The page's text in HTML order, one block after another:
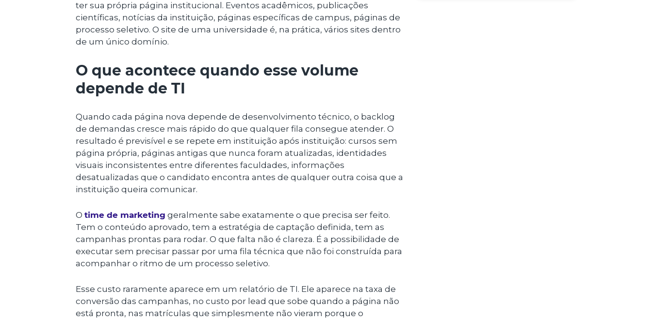
ter sua própria página institucional. Eventos acadêmicos, publicações
científicas, notícias da instituição, páginas específicas de campus, páginas de
processo seletivo. O site de uma universidade é, na prática, vários sites dentro
de um único domínio.
O que acontece quando esse volume
depende de TI
Quando cada página nova depende de desenvolvimento técnico, o backlog
de demandas cresce mais rápido do que qualquer fila consegue atender. O
resultado é previsível e se repete em instituição após instituição: cursos sem
página própria, páginas antigas que nunca foram atualizadas, identidades
visuais inconsistentes entre diferentes faculdades, informações
desatualizadas que o candidato encontra antes de qualquer outra coisa que a
instituição queira comunicar.
O time de marketing geralmente sabe exatamente o que precisa ser feito.
Tem o conteúdo aprovado, tem a estratégia de captação definida, tem as
campanhas prontas para rodar. O que falta não é clareza. É a possibilidade de
executar sem precisar passar por uma fila técnica que não foi construída para
acompanhar o ritmo de um processo seletivo.
Esse custo raramente aparece em um relatório de TI. Ele aparece na taxa de
conversão das campanhas, no custo por lead que sobe quando a página não
está pronta, nas matrículas que simplesmente não vieram porque o